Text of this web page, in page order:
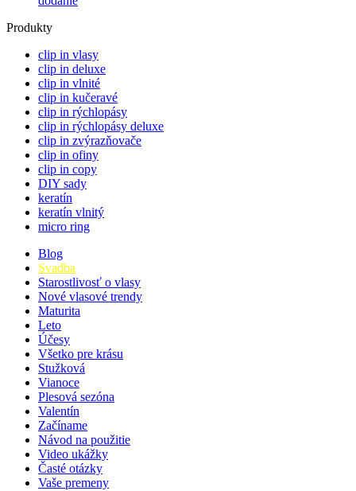
Produkty
clip in vlasy
clip in deluxe
clip in vlnité
clip in kučeravé
clip in rýchlopásy
clip in rýchlopásy deluxe
clip in zvýrazňovače
clip in ofiny
clip in copy
DIY sady
keratín
keratín vlnitý
micro ring
Blog
Svadba
Starostlivosť o vlasy
Nové vlasové trendy
Maturita
Leto
Účesy
Všetko pre krásu
Stužková
Vianoce
Plesová sezóna
Valentín
Začíname
Návod na použitie
Video ukážky
Časté otázky
Vaše premeny